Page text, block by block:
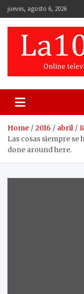
Skip
to
content
jueves, agosto 6, 2026
Home 2016 abril
8
Las cosas siempre se
done around here.